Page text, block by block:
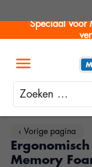
Speciaal voor
Zoeken
‹ Vorige pagina
Memory